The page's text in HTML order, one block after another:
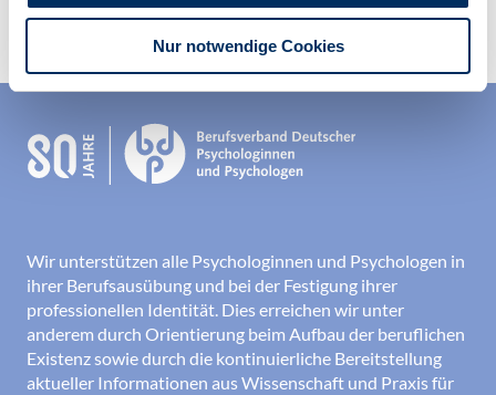
Nur notwendige Cookies
Wir unterstützen alle Psychologinnen und Psychologen in
ihrer Berufsausübung und bei der Festigung ihrer
professionellen Identität. Dies erreichen wir unter
anderem durch Orientierung beim Aufbau der beruflichen
Existenz sowie durch die kontinuierliche Bereitstellung
aktueller Informationen aus Wissenschaft und Praxis für